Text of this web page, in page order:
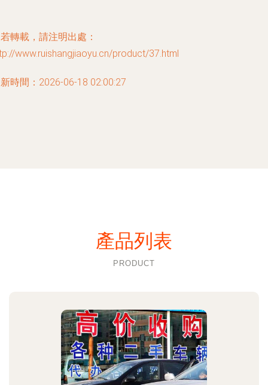
轉載，請注明出處：
www.ruishangjiaoyu.cn/product/37.html
時間：2026-06-18 02:00:27
產品列表
PRODUCT